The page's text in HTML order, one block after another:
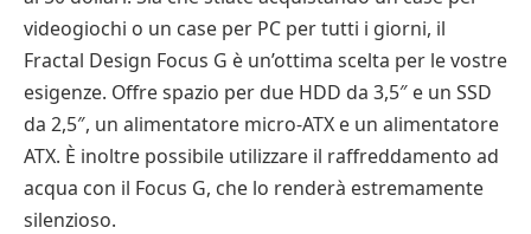
videogiochi o un case per PC per tutti i giorni, il
Fractal Design Focus G è un’ottima scelta per le vostre
esigenze. Offre spazio per due HDD da 3,5″ e un SSD
da 2,5″, un alimentatore micro-ATX e un alimentatore
ATX. È inoltre possibile utilizzare il raffreddamento ad
acqua con il Focus G, che lo renderà estremamente
silenzioso.